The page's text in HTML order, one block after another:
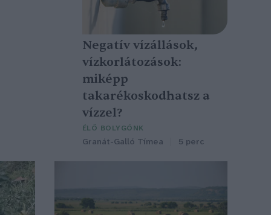
Negatív vízállások,
vízkorlátozások:
miképp
takarékoskodhatsz a
vízzel?
ÉLŐ BOLYGÓNK
Granát-Galló Tímea 5 perc